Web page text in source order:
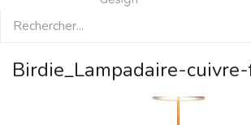
Birdie_Lampadaire-